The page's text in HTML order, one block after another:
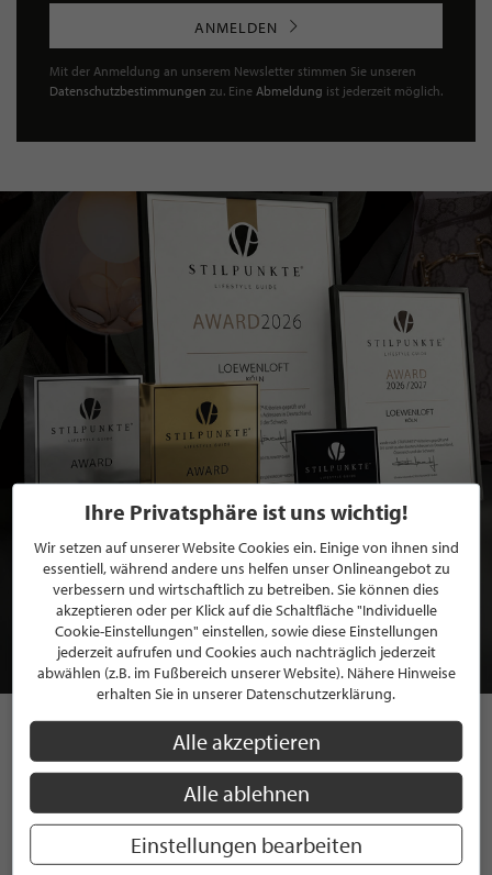
ANMELDEN
Mit der Anmeldung an unserem Newsletter stimmen Sie unseren
Datenschutzbestimmungen zu. Eine Abmeldung ist jederzeit möglich.
BEWERBEN SIE SICH FÜR EINE GRATIS
MITGLIEDSCHAFT BEI STILPUNKTE®
JETZT GRATIS BEWERBEN
STILPUNKTE AUF
INSTAGRAM
Ihre Privatsphäre ist uns wichtig!
Wir setzen auf unserer Website Cookies ein. Einige von ihnen sind
essentiell, während andere uns helfen unser Onlineangebot zu
verbessern und wirtschaftlich zu betreiben. Sie können dies
akzeptieren oder per Klick auf die Schaltfläche "Individuelle
Cookie-Einstellungen" einstellen, sowie diese Einstellungen
jederzeit aufrufen und Cookies auch nachträglich jederzeit
abwählen (z.B. im Fußbereich unserer Website). Nähere Hinweise
erhalten Sie in unserer Datenschutzerklärung.
Alle akzeptieren
Alle ablehnen
Einstellungen bearbeiten